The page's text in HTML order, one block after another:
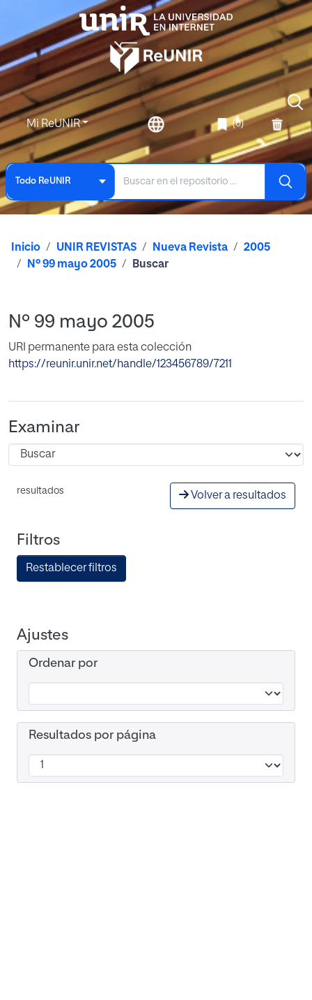
Mi ReUNIR (0)
Todo ReUNIR
Inicio UNIR REVISTAS Nueva Revista
2005
Nº 99 mayo 2005
Buscar
Nº 99 mayo 2005
URI permanente para esta colección
https://reunir.unir.net/handle/123456789/7211
Examinar
resultados Volver a resultados
Filtros
Restablecer filtros
Ajustes
Ordenar por
Resultados por página